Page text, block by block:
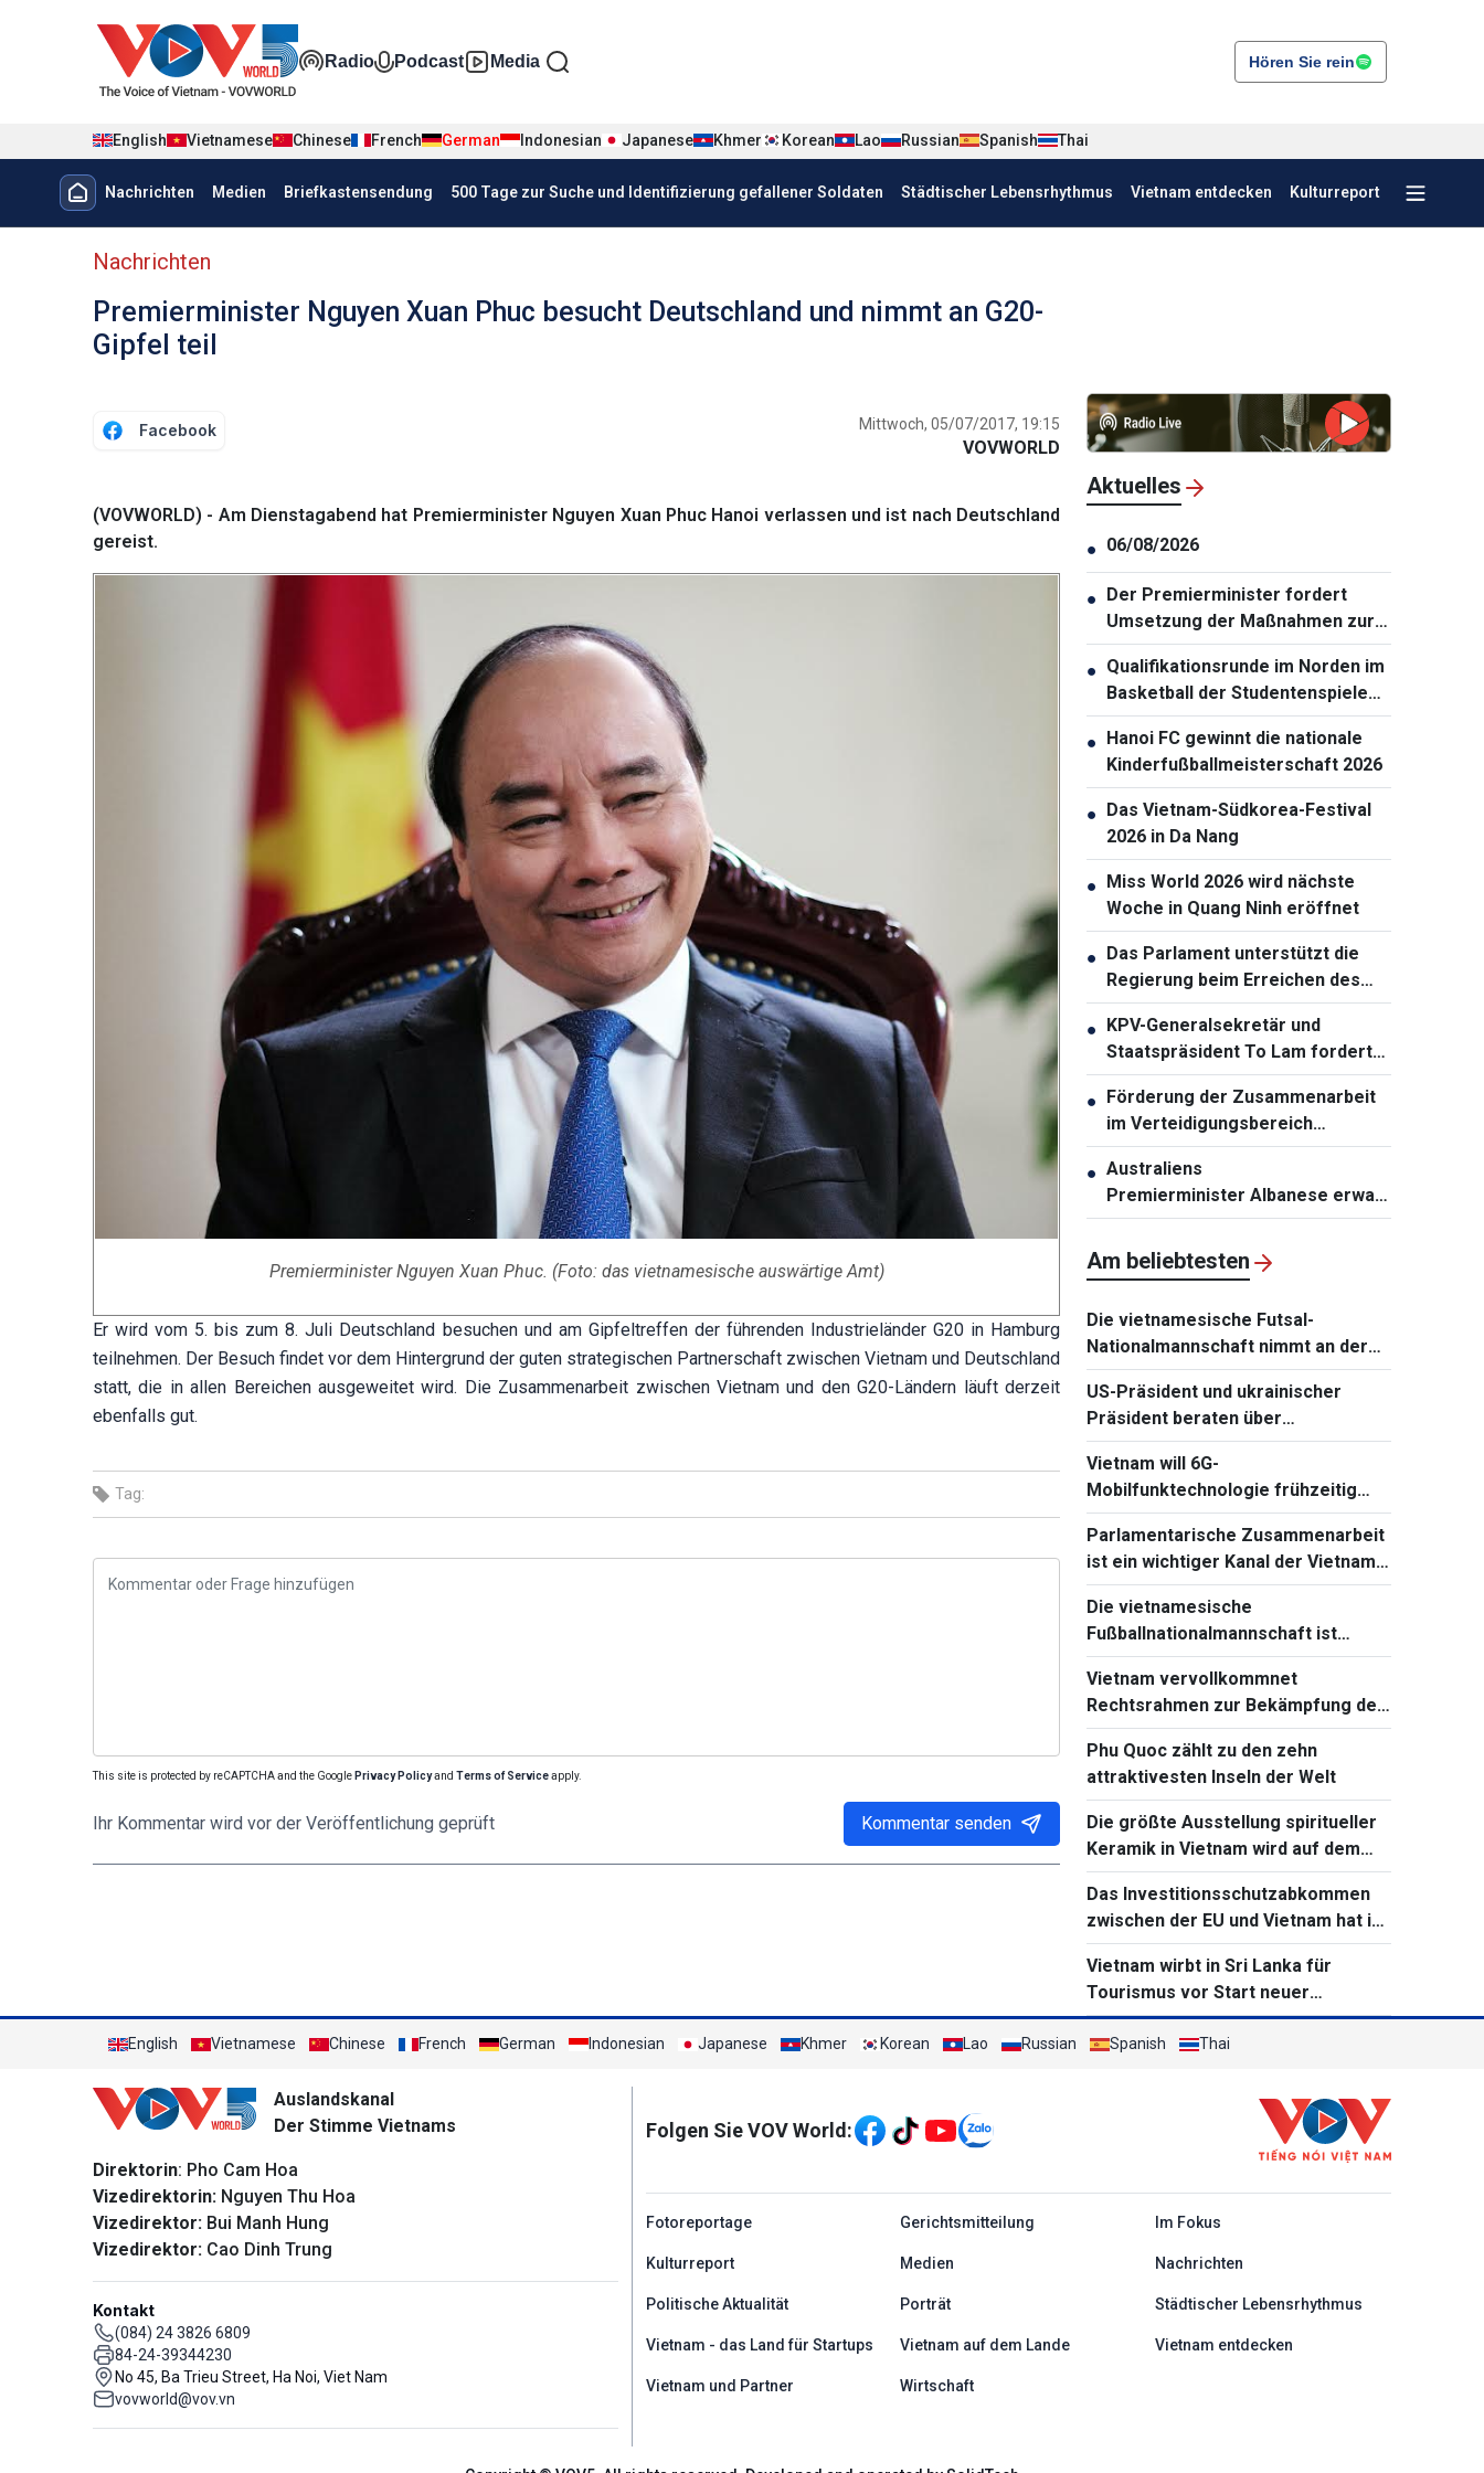
Đa phương tiện tiếng Đức
Radio Podcast Media Hören Sie rein
English Vietnamese Chinese French German Indonesian Japanese Khmer Korean Lao Russian Spanish Thai
Menu trang chủ tiếng Đức
Nachrichten Medien Briefkastensendung 500 Tage zur Suche und Identifizierung gefallener Soldaten Städtischer Lebensrhythmus Vietnam entdecken Kulturreport
menu phụ tiếng Đức
Nachrichten
Premierminister Nguyen Xuan Phuc besucht Deutschland und nimmt an G20-
Gipfel teil
Facebook Mittwoch, 05/07/2017, 19:15
VOVWORLD
(VOVWORLD) - Am Dienstagabend hat Premierminister Nguyen Xuan Phuc Hanoi verlassen und ist nach Deutschland
gereist.
Premierminister Nguyen Xuan Phuc. (Foto: das vietnamesische auswärtige Amt)
Er wird vom 5. bis zum 8. Juli Deutschland besuchen und am Gipfeltreffen der führenden Industrieländer G20 in Hamburg
teilnehmen. Der Besuch findet vor dem Hintergrund der guten strategischen Partnerschaft zwischen Vietnam und Deutschland
statt, die in allen Bereichen ausgeweitet wird. Die Zusammenarbeit zwischen Vietnam und den G20-Ländern läuft derzeit
ebenfalls gut.
Tag:
This site is protected by reCAPTCHA and the Google Privacy Policyand Terms of Serviceapply.
Ihr Kommentar wird vor der Veröffentlichung geprüft Kommentar senden
Aktuelles
● 06/08/2026
● Der Premierminister fordert
Umsetzung der Maßnahmen zur
Gewährleistung der
Cybersicherheit
● Qualifikationsrunde im Norden im
Basketball der Studentenspiele
2026 eröffnet
● Hanoi FC gewinnt die nationale
Kinderfußballmeisterschaft 2026
● Das Vietnam-Südkorea-Festival
2026 in Da Nang
● Miss World 2026 wird nächste
Woche in Quang Ninh eröffnet
● Das Parlament unterstützt die
Regierung beim Erreichen des
zweistelligen Wachstums
● KPV-Generalsekretär und
Staatspräsident To Lam fordert
die Erneuerung der
Infrastrukturplanung
● Förderung der Zusammenarbeit
im Verteidigungsbereich
zwischen Vietnam und Malaysia
● Australiens
Premierminister Albanese erwartet
den Besuch von KPV-
Generalsekretär und
Staatspräsident To Lam
Am beliebtesten
Die vietnamesische Futsal-
Nationalmannschaft nimmt an der
Continental Futsal Championship
2026 teil
US-Präsident und ukrainischer
Präsident beraten über
Wiederaufnahme von
Verhandlungen mit Russland
Vietnam will 6G-
Mobilfunktechnologie frühzeitig
beherrschen und einführen
Parlamentarische Zusammenarbeit
ist ein wichtiger Kanal der Vietnam-
Kambodscha-Beziehungen
Die vietnamesische
Fußballnationalmannschaft ist
bereit für das Spiel gegen Singapur
bei Südostasienmeisterschaft 2026
Vietnam vervollkommnet
Rechtsrahmen zur Bekämpfung der
Verbreitung von
Massenvernichtungswaffen
Phu Quoc zählt zu den zehn
attraktivesten Inseln der Welt
Die größte Ausstellung spiritueller
Keramik in Vietnam wird auf dem
Ba-Den-Berg stattfinden
Das Investitionsschutzabkommen
zwischen der EU und Vietnam hat in
Frankreich einen neuen Fortschritt
Vietnam wirbt in Sri Lanka für
Tourismus vor Start neuer
Direktflüge
English Vietnamese Chinese French German Indonesian Japanese Khmer Korean Lao Russian Spanish Thai
Auslandskanal
Der Stimme Vietnams
Direktorin: Pho Cam Hoa
Vizedirektorin: Nguyen Thu Hoa
Vizedirektor: Bui Manh Hung
Vizedirektor: Cao Dinh Trung
Kontakt
(084) 24 3826 6809
84-24-39344230
No 45, Ba Trieu Street, Ha Noi, Viet Nam
vovworld@vov.vn
Folgen Sie VOV World:
menu footer tiếng Đức
Fotoreportage Gerichtsmitteilung Im Fokus
Kulturreport Medien Nachrichten
Politische Aktualität Porträt Städtischer Lebensrhythmus
Vietnam - das Land für Startups Vietnam auf dem Lande Vietnam entdecken
Vietnam und Partner Wirtschaft